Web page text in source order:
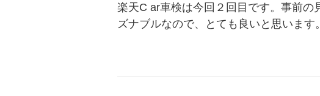
楽天C ar車検は今回２回目です。事前
ズナブルなので、とても良いと思います。